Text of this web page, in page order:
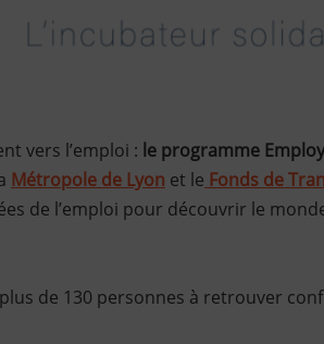
vers l’emploi : le programme
Métropole de Lyon et le Fonds de
de l’emploi pour découvrir le
de 130 personnes à retrouver